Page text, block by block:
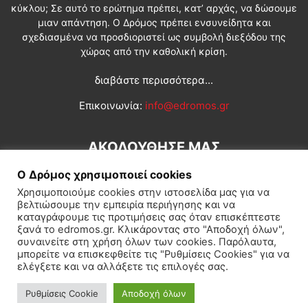
κύκλου; Σε αυτό το ερώτημα πρέπει, κατ’ αρχάς, να δώσουμε
μιαν απάντηση. Ο Δρόμος πρέπει ενσυνείδητα και
σχεδιασμένα να προσδιοριστεί ως συμβολή διεξόδου της
χώρας από την καθολική κρίση.
διαβάστε περισσότερα...
Επικοινωνία: info@edromos.gr
ΑΚΟΛΟΥΘΗΣΕ ΜΑΣ
Εγγραφή συνδρομητή Πολιτική Διεθνή Κοινωνία
Πολιτισμός Αφιερώματα
Ο Δρόμος χρησιμοποιεί cookies
Χρησιμοποιούμε cookies στην ιστοσελίδα μας για να
βελτιώσουμε την εμπειρία περιήγησης και να
καταγράφουμε τις προτιμήσεις σας όταν επισκέπτεστε
ξανά το edromos.gr. Κλικάροντας στο "Αποδοχή όλων",
συναινείτε στη χρήση όλων των cookies. Παρόλαυτα,
μπορείτε να επισκεφθείτε τις "Ρυθμίσεις Cookies" για να
ελέγξετε και να αλλάξετε τις επιλογές σας.
Ρυθμίσεις Cookie Αποδοχή όλων